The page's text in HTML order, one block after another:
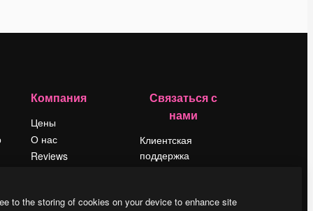
Компания
Цены
О нас
Reviews
Блог
Связаться с
нами
Клиентская
поддержка
LinkedIn
to the storing of cookies on your device to enhance site